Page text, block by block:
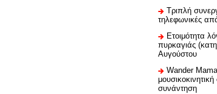
Τριπλή
τηλεφωνικές
Ετοιμότητα
πυρκαγιάς
Αυγούστου
Wander
συνάντηση